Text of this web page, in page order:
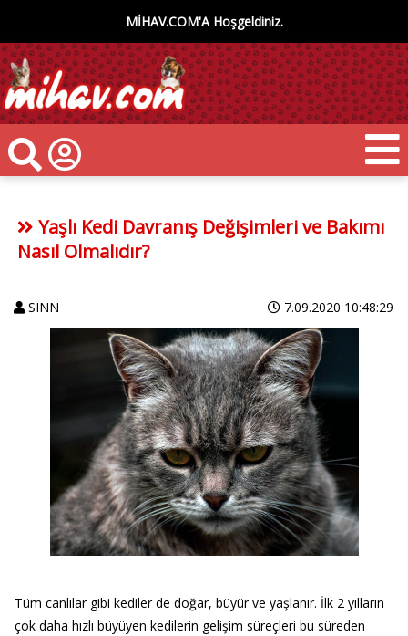
MİHAV.COM'A Hoşgeldiniz.
Yaşlı Kedi Davranış Değişimleri ve Bakımı
Nasıl Olmalıdır?
SINN 7.09.2020 10:48:29
Tüm canlılar gibi kediler de doğar, büyür ve yaşlanır. İlk 2 yılların
çok daha hızlı büyüyen kedilerin gelişim süreçleri bu süreden